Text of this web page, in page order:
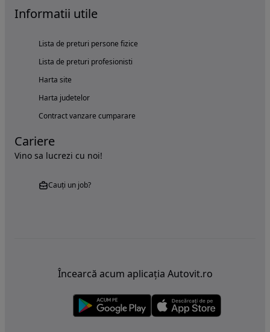
Informatii utile
Lista de preturi persone fizice
Lista de preturi profesionisti
Harta site
Harta judetelor
Contract vanzare cumparare
Cariere
Vino sa lucrezi cu noi!
Cauți un job?
Încearcă acum aplicația Autovit.ro